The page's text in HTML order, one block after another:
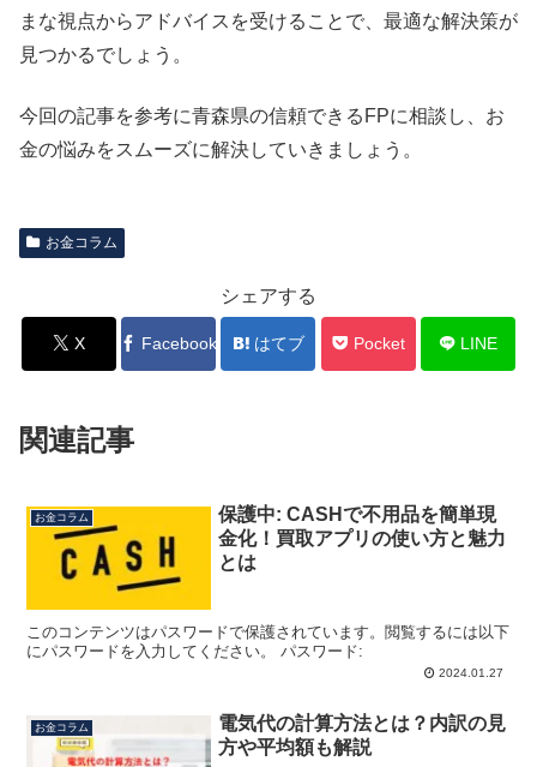
まな視点からアドバイスを受けることで、最適な解決策が
見つかるでしょう。
今回の記事を参考に青森県の信頼できるFPに相談し、お
金の悩みをスムーズに解決していきましょう。
お金コラム
シェアする
X Facebook はてブ Pocket LINE
関連記事
お金コラム
保護中: CASHで不用品を簡単現
金化！買取アプリの使い方と魅力
とは
このコンテンツはパスワードで保護されています。閲覧するには以下
にパスワードを入力してください。 パスワード:
2024.01.27
お金コラム
電気代の計算方法とは？内訳の見
方や平均額も解説